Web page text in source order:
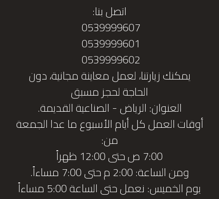
اتصل بنا:
0539999607
0539999601
0539999602
يمكنك زيارتنا، لعمل معاينة مجانية، دون
الحاجة لحجز مسبق
العنوان: الرياض - الصناعية القديمة.
أوقات العمل كل أيام الأسبوع ما عدا الجمعة
من:
7:00 ص حتى 12:00 ظهراً
ومن الساعة: 2:00 م حتى 7:00 مساءاً.
يوم الخميس: نعمل حتى الساعة 5:00 مساءاً